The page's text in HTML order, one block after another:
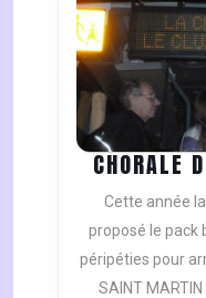
CHORALE
Cette année
proposé le pack
péripéties pour
SAINT